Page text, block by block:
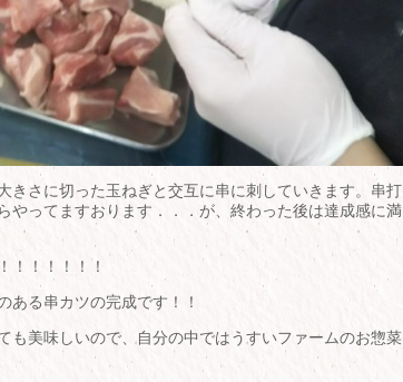
きさに切った玉ねぎと交互に串に刺していきます。串打
やってますおります．．．が、終わった後は達成感に満
！！！！！！
ある串カツの完成です！！
も美味しいので、自分の中ではうすいファームのお惣菜